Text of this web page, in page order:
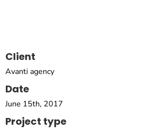
Client
Avanti agency
Date
June 15th, 2017
Project type